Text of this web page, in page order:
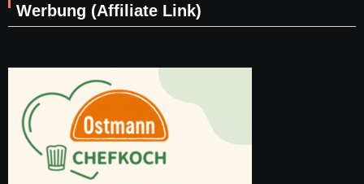
Werbung (Affiliate Link)